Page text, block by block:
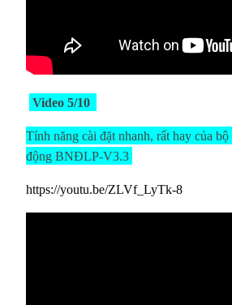
Video 5/10
Tính năng cài đặt nhanh, rất hay của bộ
động BNĐLP-V3.3
https://youtu.be/ZLVf_LyTk-8